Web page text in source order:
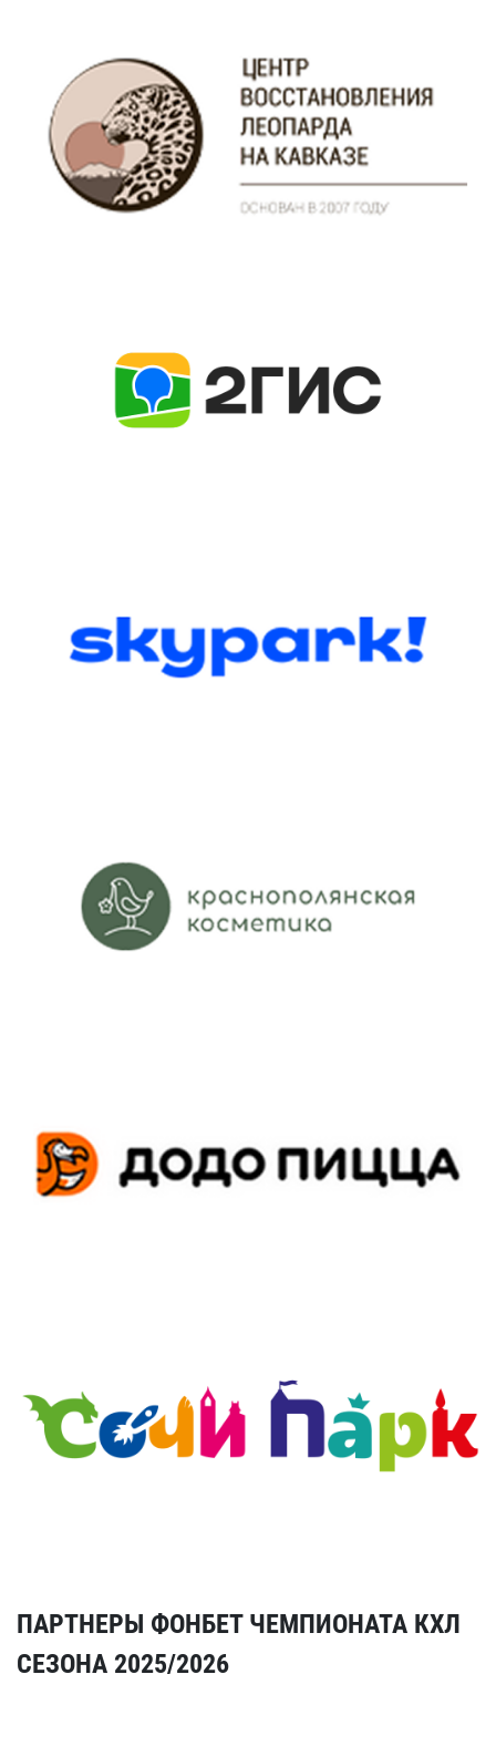
ПАРТНЕРЫ ФОНБЕТ ЧЕМПИОНАТА КХЛ
СЕЗОНА 2025/2026